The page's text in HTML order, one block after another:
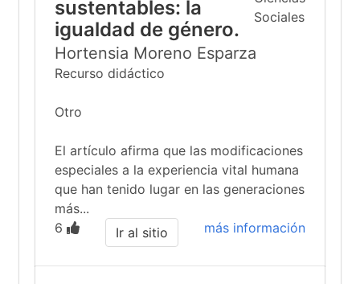
sustentables: la
igualdad de género.
Hortensia Moreno Esparza
Recurso didáctico
Otro
El artículo afirma que las modificaciones
especiales a la experiencia vital humana
que han tenido lugar en las generaciones
más...
6
más información
Ir al sitio